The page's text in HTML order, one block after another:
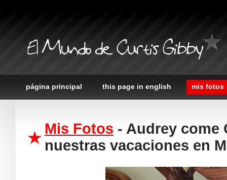
El Mundo de Curtis Gibby
página principal this page in english mis fotos
Mis Fotos - Audrey come
nuestras vacaciones en